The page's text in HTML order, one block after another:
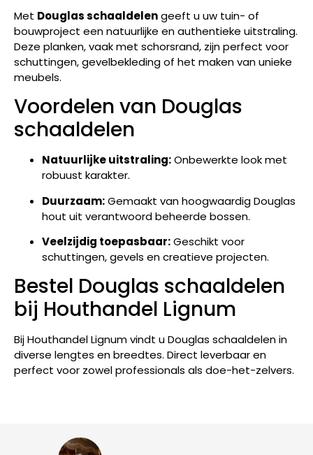
Met Douglas schaaldelengeeft u uw tuin- of
bouwproject een natuurlijke en authentieke uitstraling.
Deze planken, vaak met schorsrand, zijn perfect voor
schuttingen, gevelbekleding of het maken van unieke
meubels.
Voordelen van Douglas
schaaldelen
Natuurlijke uitstraling:Onbewerkte look met
robuust karakter.
Duurzaam:Gemaakt van hoogwaardig Douglas
hout uit verantwoord beheerde bossen.
Veelzijdig toepasbaar:Geschikt voor
schuttingen, gevels en creatieve projecten.
Bestel Douglas schaaldelen
bij Houthandel Lignum
Bij Houthandel Lignum vindt u Douglas schaaldelen in
diverse lengtes en breedtes. Direct leverbaar en
perfect voor zowel professionals als doe-het-zelvers.